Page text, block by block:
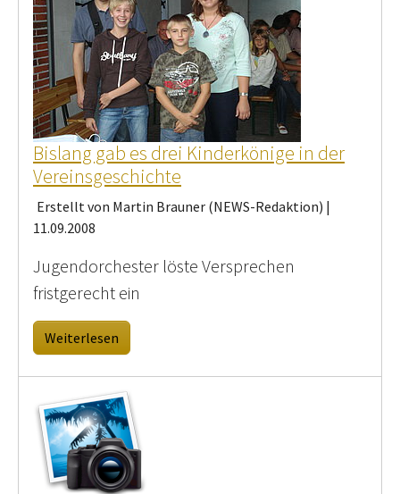
Bislang gab es drei Kinderkönige in der
Vereinsgeschichte
Erstellt von Martin Brauner (NEWS-Redaktion) |
11.09.2008
Jugendorchester löste Versprechen
fristgerecht ein
Weiterlesen